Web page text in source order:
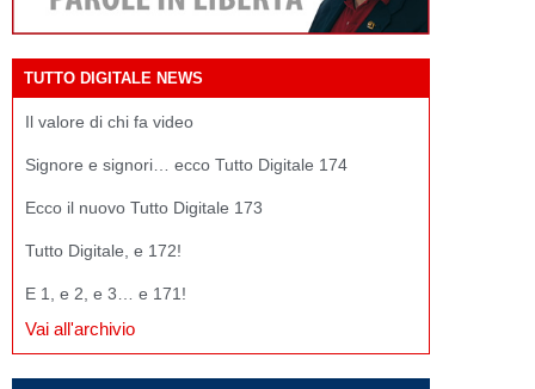
TUTTO DIGITALE NEWS
Il valore di chi fa video
Signore e signori… ecco Tutto Digitale 174
Ecco il nuovo Tutto Digitale 173
Tutto Digitale, e 172!
E 1, e 2, e 3… e 171!
Vai all'archivio